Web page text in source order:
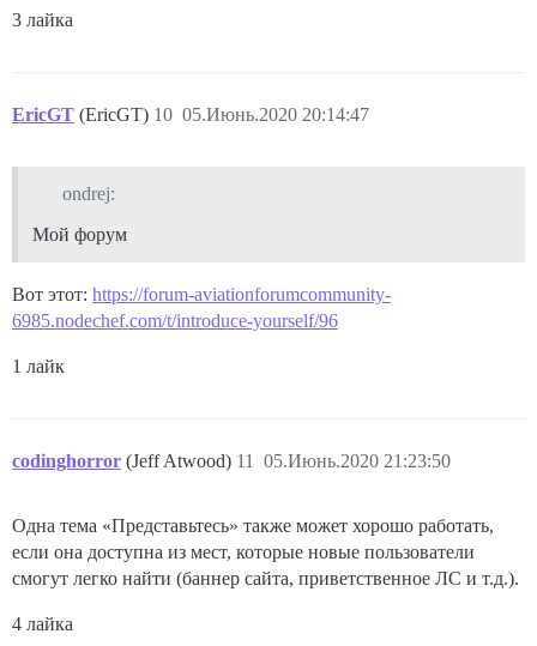
3 лайка
EricGT (EricGT) 05.Июнь.2020 20:14:47
10
ondrej:
Мой форум
Вот этот: https://forum-aviationforumcommunity-
6985.nodechef.com/t/introduce-yourself/96
1 лайк
codinghorror (Jeff Atwood) 05.Июнь.2020 21:23:50
11
Одна тема «Представьтесь» также может хорошо работать,
если она доступна из мест, которые новые пользователи
смогут легко найти (баннер сайта, приветственное ЛС и т.д.).
4 лайка